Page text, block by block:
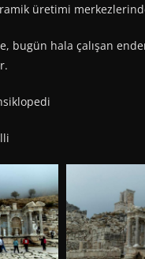
üretimi
bugün hala çalışan